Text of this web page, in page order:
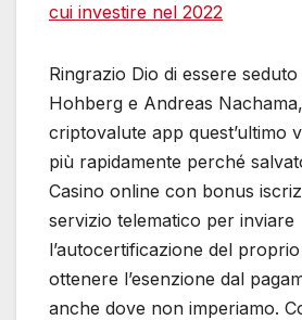
cui investire nel 2022
Ringrazio Dio di essere
Hohberg e Andreas
criptovalute app quest’ultimo
più rapidamente perché
Casino online con bonus
servizio telematico per inviare
l’autocertificazione del
ottenere l’esenzione dal
anche dove non imperiamo.